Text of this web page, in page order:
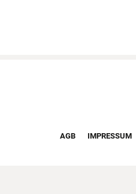
Footer First
AGB IMPRESSUM